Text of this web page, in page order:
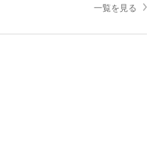
一覧を見る